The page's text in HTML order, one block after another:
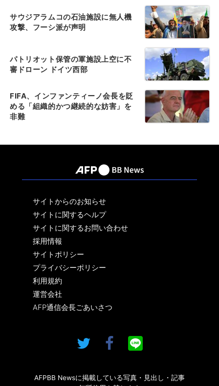
サウジアラムコの石油施設に無人機
攻撃、フーシ派が声明
パトリオット保管の軍施設上空に不
審ドローン ドイツ西部
FIFA、インファンティーノ会長を貶
める「組織的かつ継続的な妨害」を
非難
サイトからのお知らせ
サイトに関するヘルプ
サイトに関するお問い合わせ
採用情報
サイトポリシー
プライバシーポリシー
利用規約
運営会社
AFP通信会長ごあいさつ
AFPBB Newsに掲載している写真・見出し・記事